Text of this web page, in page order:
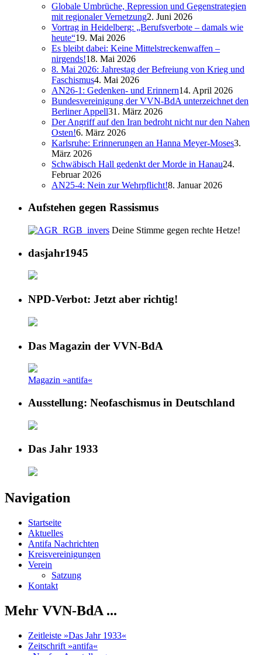
Globale Umbrüche, Repression und Gegenstrategien
mit regionaler Vernetzung2. Juni 2026
Vortrag in Heidelberg: „Berufsverbote – damals wie
heute“19. Mai 2026
Es bleibt dabei: Keine Mittelstreckenwaffen –
nirgends!18. Mai 2026
8. Mai 2026: Jahrestag der Befreiung von Krieg und
Faschismus4. Mai 2026
AN26-1: Gedenken- und Erinnern14. April 2026
Bundesvereinigung der VVN-BdA unterzeichnet den
Berliner Appell31. März 2026
Der Angriff auf den Iran bedroht nicht nur den Nahen
Osten!6. März 2026
Karlsruhe: Erinnerungen an Hanna Meyer-Moses3.
März 2026
Schwäbisch Hall gedenkt der Morde in Hanau24.
Februar 2026
AN25-4: Nein zur Wehrpflicht!8. Januar 2026
Aufstehen gegen Rassismus
Deine Stimme gegen rechte Hetze!
dasjahr1945
NPD-Verbot: Jetzt aber richtig!
Das Magazin der VVN-BdA
Magazin »antifa«
Ausstellung: Neofaschismus in Deutschland
Das Jahr 1933
Navigation
Startseite
Aktuelles
Antifa Nachrichten
Kreisvereinigungen
Verein
Satzung
Kontakt
Mehr VVN-BdA ...
Zeitleiste »Das Jahr 1933«
Zeitschrift »antifa«